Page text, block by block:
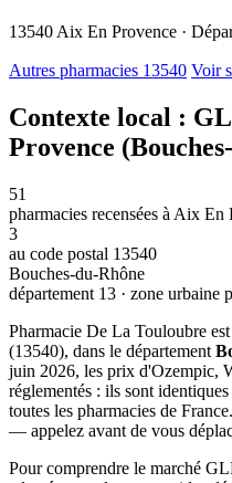
13540 Aix En Provence ·
Autres pharmacies 13540 Voir
Contexte local :
Provence
51
pharmacies recensées à Aix En
3
au code postal 13540
Bouches-du-Rhône
département 13 · zone urbaine
Pharmacie De La Touloubre
(13540), dans le département
juin 2026, les prix d'Ozempic,
réglementés : ils sont
toutes les pharmacies de
— appelez avant de vous
Pour comprendre le marché